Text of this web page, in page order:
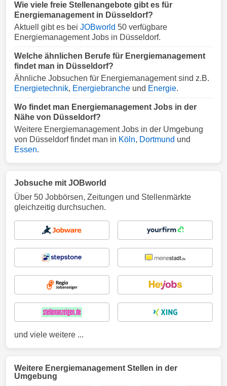
Wie viele freie Stellenangebote gibt es für
Energiemanagement in Düsseldorf?
Aktuell gibt es bei JOBworld 50 verfügbare
Energiemanagement Jobs in Düsseldorf.
Welche ähnlichen Berufe für Energiemanagement
findet man in Düsseldorf?
Ähnliche Jobsuchen für Energiemanagement sind z.B.
Energietechnik, Energiebranche und Energie.
Wo findet man Energiemanagement Jobs in der
Nähe von Düsseldorf?
Weitere Energiemanagement Jobs in der Umgebung
von Düsseldorf findet man in Köln, Dortmund und
Essen.
Jobsuche mit JOBworld
Über 50 Jobbörsen, Zeitungen und Stellenmärkte
gleichzeitig durchsuchen.
und viele weitere ...
Weitere Energiemanagement Stellen in der
Umgebung